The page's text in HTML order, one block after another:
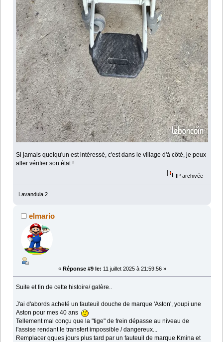
Si jamais quelqu'un est intéressé, c'est dans le village d'à côté, je peux
aller vérifier son état !
IP archivée
Lavandula 2
elmario
« Réponse #9 le: 11 juillet 2025 à 21:59:56 »
Suite et fin de cette histoire/ galère..
J'ai d'abords acheté un fauteuil douche de marque 'Aston', youpi une
Aston pour mes 40 ans
Tellement mal conçu que la "tige" de frein dépasse au niveau de
l'assise rendant le transfert impossible / dangereux...
Remplacer qques jours plus tard par un fauteuil de marque Kmina et